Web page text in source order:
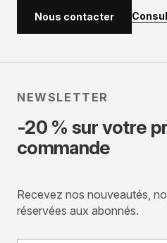
Nous contacter
NEWSLETTER
-20 % sur votre
commande
Recevez nos nouveautés,
réservées aux abonnés.